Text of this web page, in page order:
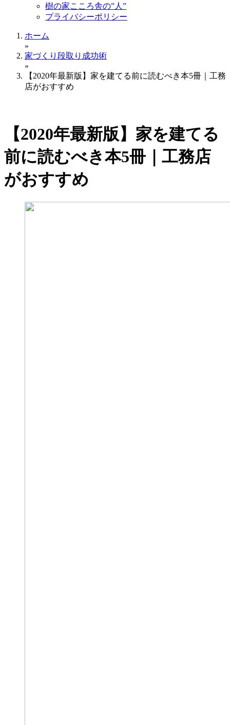
樹の家こころ舎の”人”
プライバシーポリシー
ホーム
»
家づくり段取り成功術
»
【2020年最新版】家を建てる前に読むべき本5冊｜工務
店がおすすめ
【2020年最新版】家を建てる
前に読むべき本5冊｜工務店
がおすすめ